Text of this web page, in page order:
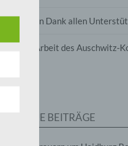
Vielen Dank allen
Zur Arbeit des Auschwitz-
NEUE BEITRÄGE